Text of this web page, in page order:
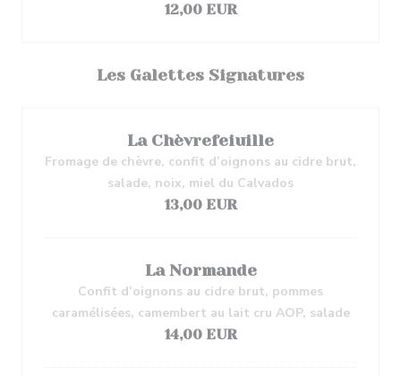
12,00 EUR
Les Galettes Signatures
La Chèvrefeiuille
Fromage de chèvre, confit d’oignons au cidre brut,
salade, noix, miel du Calvados
13,00 EUR
La Normande
Confit d’oignons au cidre brut, pommes
caramélisées, camembert au lait cru AOP, salade
14,00 EUR